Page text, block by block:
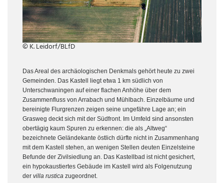
© K. Leidorf/BLfD
Das Areal des archäologischen Denkmals gehört heute zu zwei
Gemeinden. Das Kastell liegt etwa 1 km südlich von
Unterschwaningen auf einer flachen Anhöhe über dem
Zusammenfluss von Arrabach und Mühlbach. Einzelbäume und
bereinigte Flurgrenzen zeigen seine ungefähre Lage an; ein
Grasweg deckt sich mit der Südfront. Im Umfeld sind ansonsten
obertägig kaum Spuren zu erkennen: die als „Altweg“
bezeichnete Geländekante östlich dürfte nicht in Zusammenhang
mit dem Kastell stehen, an wenigen Stellen deuten Einzelsteine
Befunde der Zivilsiedlung an. Das Kastellbad ist nicht gesichert,
ein hypokaustiertes Gebäude im Kastell wird als Folgenutzung
der villa rustica zugeordnet.